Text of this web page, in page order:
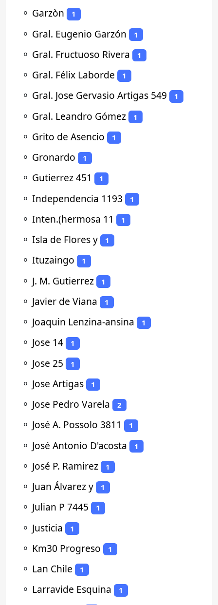
⚬ Garzòn 1
⚬ Gral. Eugenio Garzón 1
⚬ Gral. Fructuoso Rivera 1
⚬ Gral. Félix Laborde 1
⚬ Gral. Jose Gervasio Artigas 549 1
⚬ Gral. Leandro Gómez 1
⚬ Grito de Asencio 1
⚬ Gronardo 1
⚬ Gutierrez 451 1
⚬ Independencia 1193 1
⚬ Inten.(hermosa 11 1
⚬ Isla de Flores y 1
⚬ Ituzaingo 1
⚬ J. M. Gutierrez 1
⚬ Javier de Viana 1
⚬ Joaquin Lenzina-ansina 1
⚬ Jose 14 1
⚬ Jose 25 1
⚬ Jose Artigas 1
⚬ Jose Pedro Varela 2
⚬ José A. Possolo 3811 1
⚬ José Antonio D'acosta 1
⚬ José P. Ramirez 1
⚬ Juan Álvarez y 1
⚬ Julian P 7445 1
⚬ Justicia 1
⚬ Km30 Progreso 1
⚬ Lan Chile 1
⚬ Larravide Esquina 1